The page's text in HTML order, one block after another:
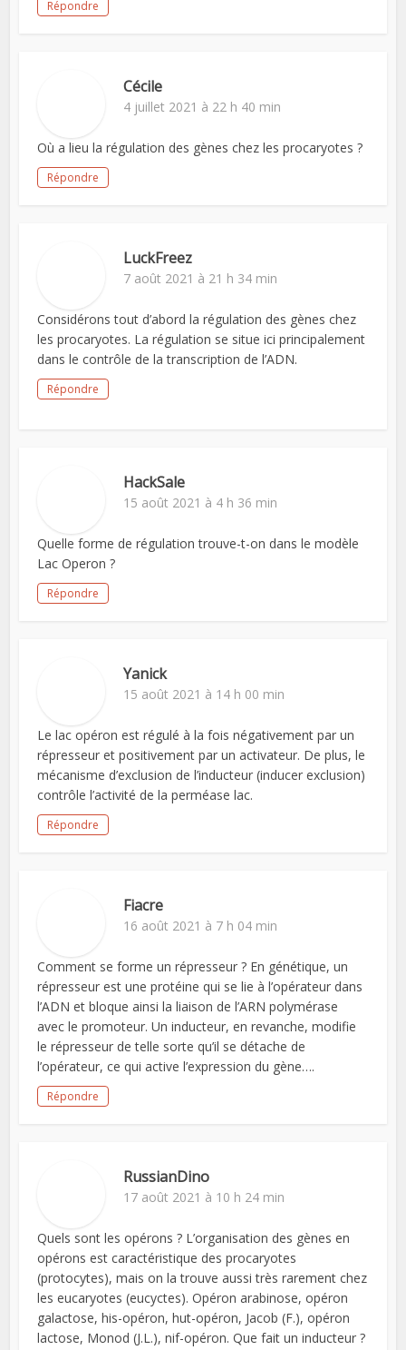
Répondre
Cécile
4 juillet 2021 à 22 h 40 min
Où a lieu la régulation des gènes chez les procaryotes ?
Répondre
LuckFreez
7 août 2021 à 21 h 34 min
Considérons tout d’abord la régulation des gènes chez
les procaryotes. La régulation se situe ici principalement
dans le contrôle de la transcription de l’ADN.
Répondre
HackSale
15 août 2021 à 4 h 36 min
Quelle forme de régulation trouve-t-on dans le modèle
Lac Operon ?
Répondre
Yanick
15 août 2021 à 14 h 00 min
Le lac opéron est régulé à la fois négativement par un
répresseur et positivement par un activateur. De plus, le
mécanisme d’exclusion de l’inducteur (inducer exclusion)
contrôle l’activité de la perméase lac.
Répondre
Fiacre
16 août 2021 à 7 h 04 min
Comment se forme un répresseur ? En génétique, un
répresseur est une protéine qui se lie à l’opérateur dans
l’ADN et bloque ainsi la liaison de l’ARN polymérase
avec le promoteur. Un inducteur, en revanche, modifie
le répresseur de telle sorte qu’il se détache de
l’opérateur, ce qui active l’expression du gène….
Répondre
RussianDino
17 août 2021 à 10 h 24 min
Quels sont les opérons ? L’organisation des gènes en
opérons est caractéristique des procaryotes
(protocytes), mais on la trouve aussi très rarement chez
les eucaryotes (eucyctes). Opéron arabinose, opéron
galactose, his-opéron, hut-opéron, Jacob (F.), opéron
lactose, Monod (J.L.), nif-opéron. Que fait un inducteur ?